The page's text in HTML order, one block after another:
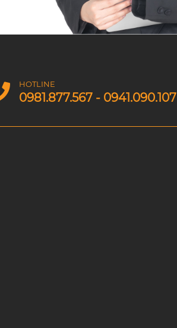
HOTLINE
0981.877.567 - 0941.090.107